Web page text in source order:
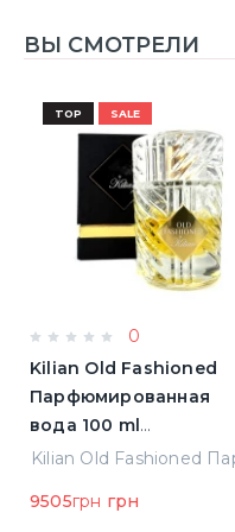
ВЫ СМОТРЕЛИ
TOP SALE
0
Kilian Old Fashioned
Парфюмированная
вода 100 ml
(3700550240723)
9505грн грн